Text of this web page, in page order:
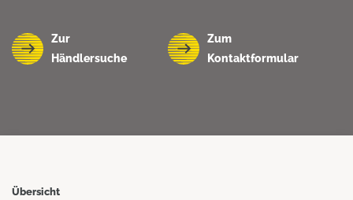
Zur
Händlersuche
Zum
Kontaktformular
Übersicht